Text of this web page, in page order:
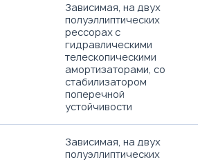
Зависимая, на двух
полуэллиптических
рессорах с
гидравлическими
телескопическими
амортизаторами, со
стабилизатором
поперечной
устойчивости
Зависимая, на двух
полуэллиптических